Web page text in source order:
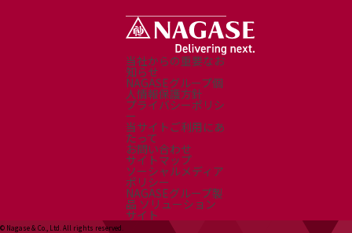
当社からの重要なお
知らせ
NAGASEグループ個
人情報保護方針
プライバシーポリシ
ー
当サイトご利用にあ
たって
お問い合わせ
サイトマップ
ソーシャルメディア
ポリシー
NAGASEグループ製
品 ソリューション
サイト
© Nagase & Co., Ltd. All rights reserved.